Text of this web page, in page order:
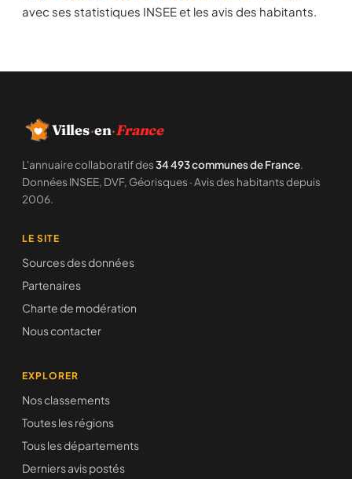
avec ses statistiques INSEE et les avis des habitants.
Villes·en·France
L'annuaire collaboratif des34 493 communes de France.
Données INSEE, DVF, Géorisques · Avis des habitants depuis
2006.
LE SITE
Sources des données
Partenaires
Charte de modération
Nous contacter
EXPLORER
Nos classements
Toutes les régions
Tous les départements
Derniers avis postés